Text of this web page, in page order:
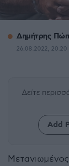
Δημήτρης
26.08.2022, 20:20
Δείτε
Add